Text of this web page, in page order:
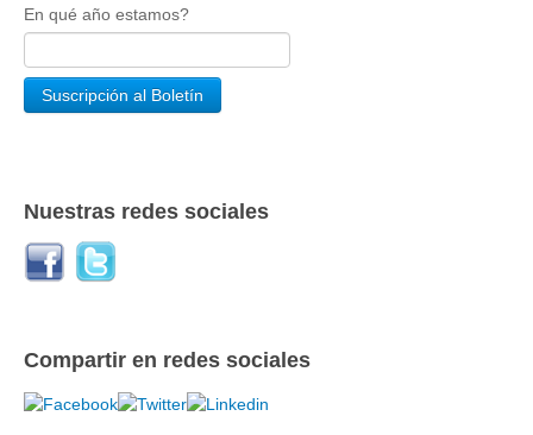
En qué año estamos?
Nuestras redes sociales
Compartir en redes sociales